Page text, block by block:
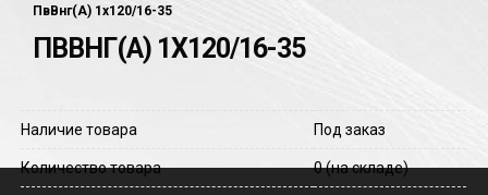
ПвВнг(A) 1х120/16-35
ПВВНГ(A) 1Х120/16-35
Наличие товара Под заказ
Количество товара 0(на складе)